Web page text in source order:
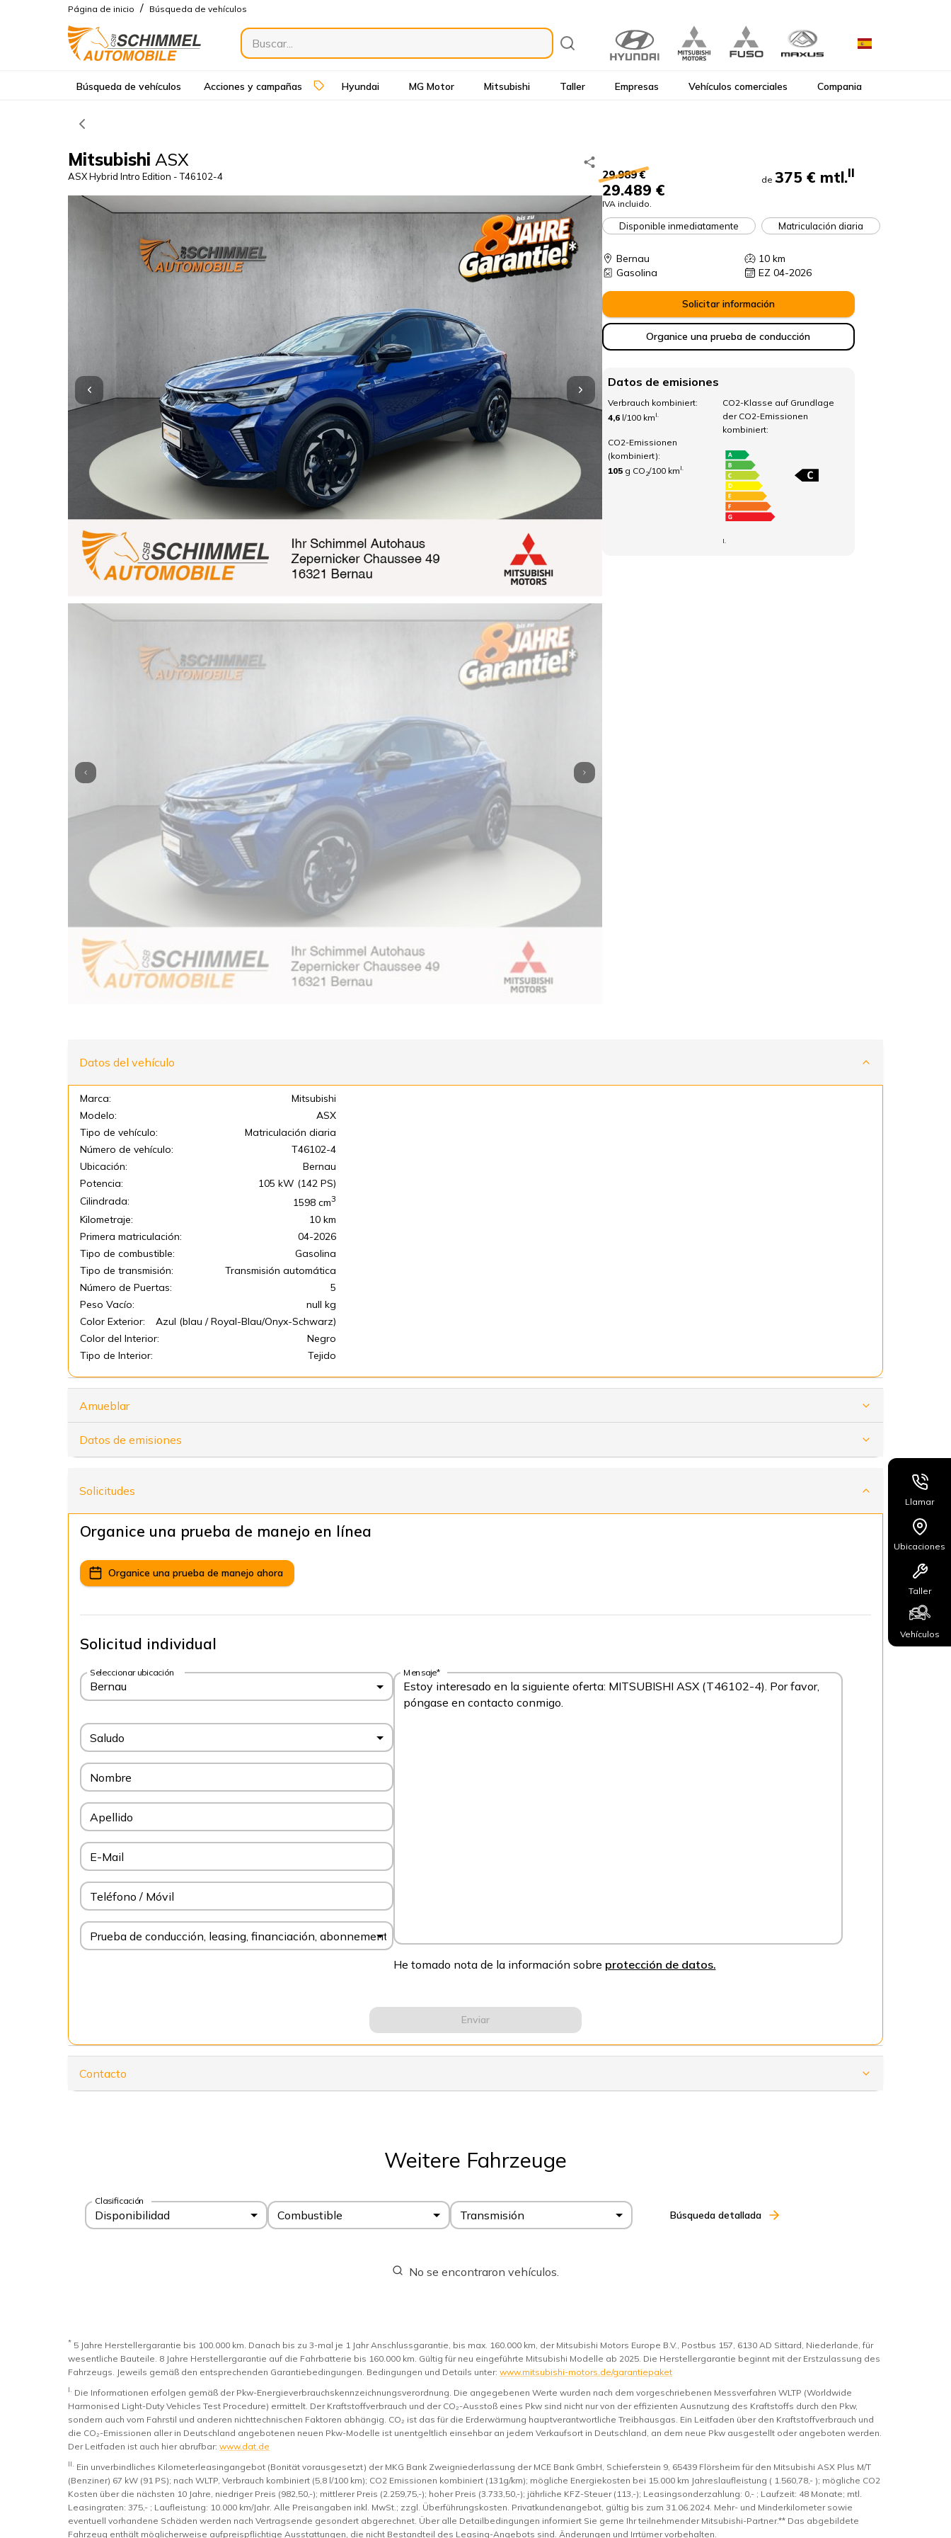
Página de inicio / Búsqueda de vehículos
Búsqueda de vehículos Acciones y campañas Hyundai MG Motor Mitsubishi Taller Empresas Vehículos comerciales Compania
Mitsubishi ASX
ASX Hybrid Intro Edition - T46102-4 29.989 €
29.489 €
IVA incluido.
de 375 € mtl.II
Disponible inmediatamente Matriculación diaria
Bernau 10 km
Gasolina
EZ 04-2026
Solicitar información
Organice una prueba de conducción
Datos de emisiones
Verbrauch kombiniert:
4,6 l/100 km I.
CO2-Emissionen
(kombiniert):
105 g CO 2/100 km I.
CO2-Klasse auf Grundlage
der CO2-Emissionen
kombiniert:
I.
Datos del vehículo
Marca:
Mitsubishi
Modelo:
ASX
Tipo de vehículo:
Matriculación diaria
Número de vehículo:
T46102-4
Ubicación:
Bernau
Potencia:
105 kW (142 PS)
Cilindrada:
1598 cm3
Kilometraje:
10 km
Primera matriculación:
04-2026
Tipo de combustible:
Gasolina
Tipo de transmisión:
Transmisión automática
Número de Puertas:
5
Peso Vacío:
null kg
Color Exterior:
Azul (blau / Royal-Blau/Onyx-Schwarz)
Color del Interior:
Negro
Tipo de Interior:
Tejido
Amueblar
Datos de emisiones
Solicitudes
Organice una prueba de manejo en línea
Organice una prueba de manejo ahora
Solicitud individual
Seleccionar ubicación
Bernau
Saludo
Nombre
Apellido
E-Mail
Teléfono / Móvil
Prueba de conducción, leasing, financiación, abonnement
Mensaje*
He tomado nota de la información sobre protección de datos.
Enviar
Contacto
Weitere Fahrzeuge
Clasificación
Disponibilidad Combustible Transmisión Búsqueda detallada
No se encontraron vehículos.
* 5 Jahre Herstellergarantie bis 100.000 km. Danach bis zu 3-mal je 1 Jahr Anschlussgarantie, bis max. 160.000 km, der Mitsubishi Motors Europe B.V., Postbus 157, 6130 AD Sittard, Niederlande, für
wesentliche Bauteile. 8 Jahre Herstellergarantie auf die Fahrbatterie bis 160.000 km. Gültig für neu eingeführte Mitsubishi Modelle ab 2025. Die Herstellergarantie beginnt mit der Erstzulassung des
Fahrzeugs. Jeweils gemäß den entsprechenden Garantiebedingungen. Bedingungen und Details unter: www.mitsubishi-motors.de/garantiepaket
I. Die Informationen erfolgen gemäß der Pkw-Energieverbrauchskennzeichnungsverordnung. Die angegebenen Werte wurden nach dem vorgeschriebenen Messverfahren WLTP (Worldwide
Harmonised Light-Duty Vehicles Test Procedure) ermittelt. Der Kraftstoffverbrauch und der CO₂-Ausstoß eines Pkw sind nicht nur von der effizienten Ausnutzung des Kraftstoffs durch den Pkw,
sondern auch vom Fahrstil und anderen nichttechnischen Faktoren abhängig. CO₂ ist das für die Erderwärmung hauptverantwortliche Treibhausgas. Ein Leitfaden über den Kraftstoffverbrauch und
die CO₂-Emissionen aller in Deutschland angebotenen neuen Pkw-Modelle ist unentgeltlich einsehbar an jedem Verkaufsort in Deutschland, an dem neue Pkw ausgestellt oder angeboten werden.
Der Leitfaden ist auch hier abrufbar: www.dat.de
II. Ein unverbindliches Kilometerleasingangebot (Bonität vorausgesetzt) der MKG Bank Zweigniederlassung der MCE Bank GmbH, Schieferstein 9, 65439 Flörsheim für den Mitsubishi ASX Plus M/T
(Benziner) 67 kW (91 PS); nach WLTP, Verbrauch kombiniert (5,8 l/100 km); CO2 Emissionen kombiniert (131g/km); mögliche Energiekosten bei 15.000 km Jahreslaufleistung ( 1.560,78,- ); mögliche CO2
Kosten über die nächsten 10 Jahre, niedriger Preis (982,50,-); mittlerer Preis (2.259,75,-); hoher Preis (3.733,50,-); jährliche KFZ-Steuer (113,-); Leasingsonderzahlung: 0,- ; Laufzeit: 48 Monate; mtl.
Leasingraten: 375,- ; Laufleistung: 10.000 km/Jahr. Alle Preisangaben inkl. MwSt.; zzgl. Überführungskosten. Privatkundenangebot, gültig bis zum 31.06.2024. Mehr- und Minderkilometer sowie
eventuell vorhandene Schäden werden nach Vertragsende gesondert abgerechnet. Über alle Detailbedingungen informiert Sie gerne Ihr teilnehmender Mitsubishi-Partner.** Das abgebildete
Fahrzeug enthält möglicherweise aufpreispflichtige Ausstattungen, die nicht Bestandteil des Leasing-Angebots sind. Änderungen und Irrtümer vorbehalten.
Llamar
Ubicaciones
Taller
Vehículos